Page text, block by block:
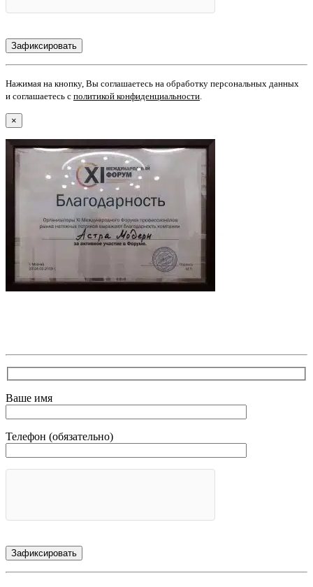
Нажимая на кнопку, Вы соглашаетесь на обработку персональных данных
и соглашаетесь с политикой конфиденциальности.
×
Ваше имя
Телефон (обязательно)